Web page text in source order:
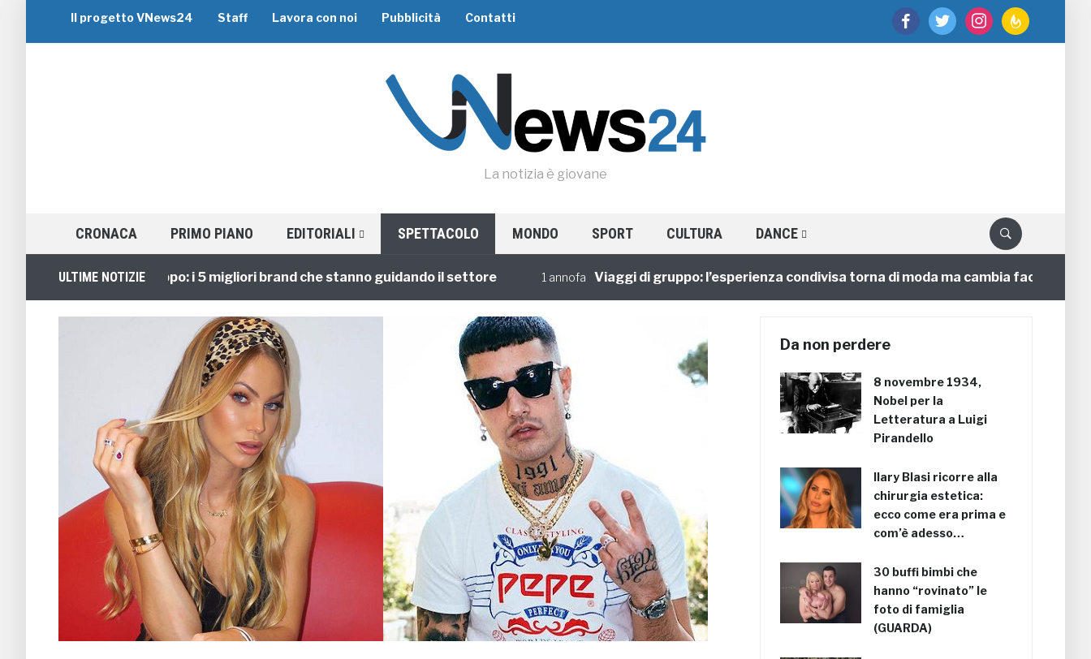
facebooktwitter instagramfeedburner
Il progetto VNews24 Staff Lavora con noi Pubblicità Contatti
La notizia è giovane
CRONACA PRIMO PIANO EDITORIALI SPETTACOLO MONDO SPORT CULTURA DANCE
ULTIME NOTIZIE
Viaggi di Gruppo: i 5 migliori brand che stanno guidando il settore 1 annofa Viaggi di gruppo: l’esperienza condivisa torna di moda ma cambia faccia
Da non perdere
8 novembre 1934,
Nobel per la
Letteratura a Luigi
Pirandello
Ilary Blasi ricorre alla
chirurgia estetica:
ecco come era prima e
com’è adesso…
30 buffi bimbi che
hanno “rovinato” le
foto di famiglia
(GUARDA)